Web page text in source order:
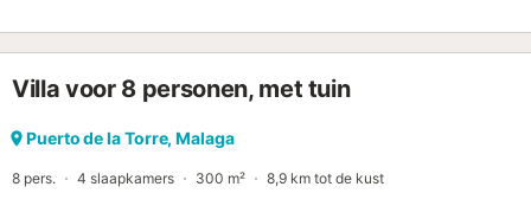
uitzicht op zee en de bergen, en een absolute stilte die uitnodigt
compact terrein zijn, veilig en toegankelijk. In Olías vindt u alle
Bovendien zijn de Costa del Sol en de stad Málaga een
Villa voor 8 personen, met tuin
Puerto de la Torre, Malaga
8 pers. 4 slaapkamers 300 m² 8,9 km tot de kust